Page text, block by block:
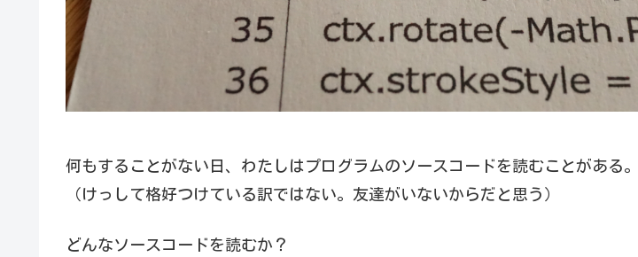
何もすることがない日、わたしはプログラムのソースコードを読むことがある。
（けっして格好つけている訳ではない。友達がいないからだと思う）
どんなソースコードを読むか？